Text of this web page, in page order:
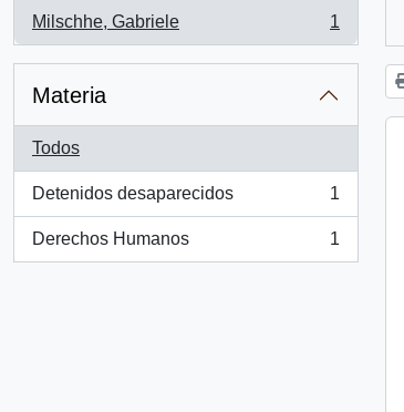
Milschhe, Gabriele
, 1 resultados
1
Materia
Todos
Detenidos desaparecidos
, 1 resultados
1
Derechos Humanos
, 1 resultados
1